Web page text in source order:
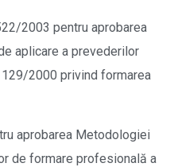
2003 pentru aprobarea
aplicare a prevederilor
129/2000 privind formarea
aprobarea Metodologiei
de formare profesională a